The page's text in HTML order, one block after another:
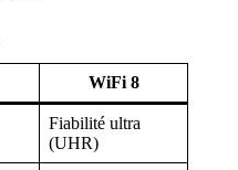
WiFi 8
Fiabilité ultra
(UHR)